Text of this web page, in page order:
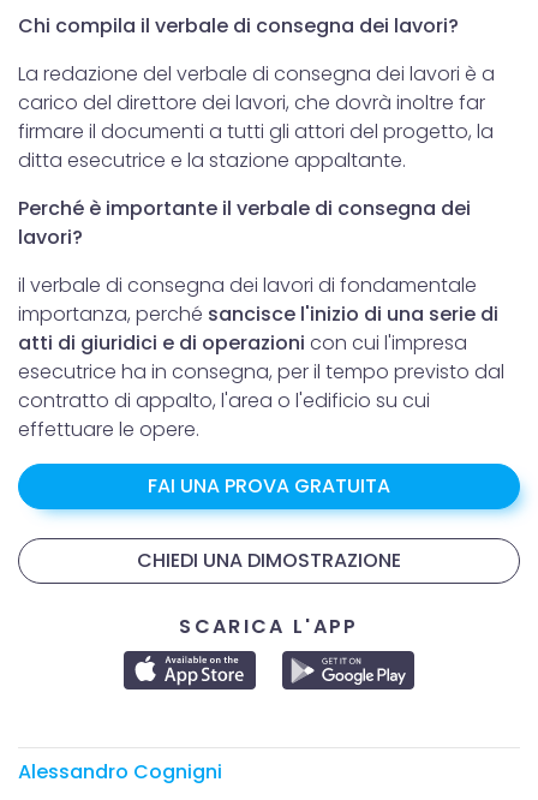
Chi compila il verbale di consegna dei lavori?
La redazione del verbale di consegna dei lavori è a
carico del direttore dei lavori, che dovrà inoltre far
firmare il documenti a tutti gli attori del progetto, la
ditta esecutrice e la stazione appaltante.
Perché è importante il verbale di consegna dei
lavori?
il verbale di consegna dei lavori di fondamentale
importanza, perché sancisce l'inizio di una serie di
atti di giuridici e di operazioni con cui l'impresa
esecutrice ha in consegna, per il tempo previsto dal
contratto di appalto, l'area o l'edificio su cui
effettuare le opere.
FAI UNA PROVA GRATUITA
CHIEDI UNA DIMOSTRAZIONE
SCARICA L'APP
Alessandro Cognigni